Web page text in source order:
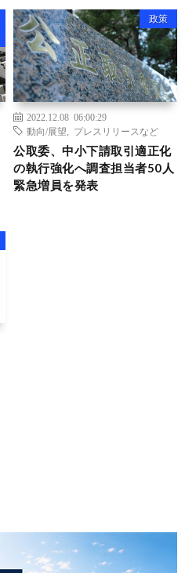
政策
2022.12.08 06:00:29
動向/展望
プレスリリースなど
公取委、中小下請取引適正化
の執行強化へ調査担当者50人
緊急増員を発表